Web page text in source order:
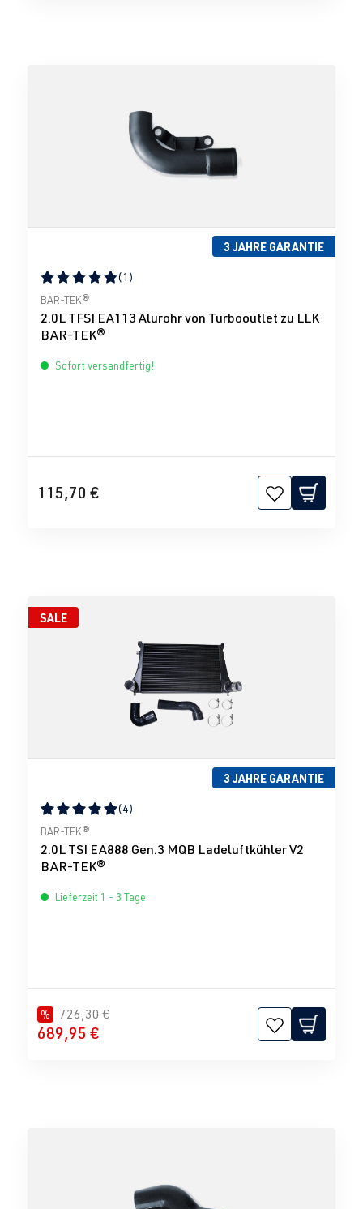
3 JAHRE GARANTIE
Durchschnittliche Bewertung von 5 von 5 Sternen
(1)
BAR-TEK®
2.0L TFSI EA113 Alurohr von Turbooutlet zu LLK
BAR-TEK®
Sofort versandfertig!
115,70 €
SALE
3 JAHRE GARANTIE
Durchschnittliche Bewertung von 5 von 5 Sternen
(4)
BAR-TEK®
2.0L TSI EA888 Gen.3 MQB Ladeluftkühler V2
BAR-TEK®
Lieferzeit 1 - 3 Tage
% 726,30 €
689,95 €